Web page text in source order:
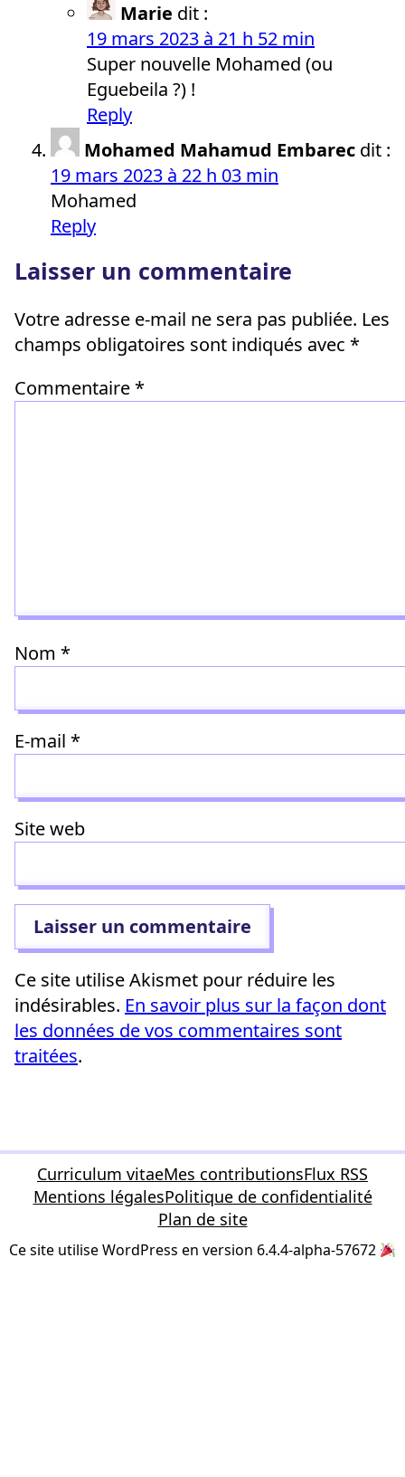
Marie dit :
19 mars 2023 à 21 h 52 min
Super nouvelle Mohamed (ou
Eguebeila ?) !
Reply
Mohamed Mahamud Embarec dit :
19 mars 2023 à 22 h 03 min
Mohamed
Reply
Laisser un commentaire
Votre adresse e-mail ne sera pas publiée. Les
champs obligatoires sont indiqués avec *
Commentaire *
Nom *
E-mail *
Site web
Ce site utilise Akismet pour réduire les
indésirables. En savoir plus sur la façon dont
les données de vos commentaires sont
traitées.
Curriculum vitaeMes contributionsFlux RSS
Mentions légalesPolitique de confidentialité
Plan de site
Ce site utilise WordPress en version 6.4.4-alpha-57672